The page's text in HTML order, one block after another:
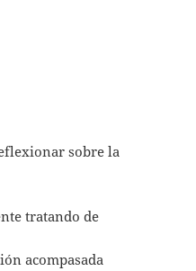
sobre la
tratando de
acompasada